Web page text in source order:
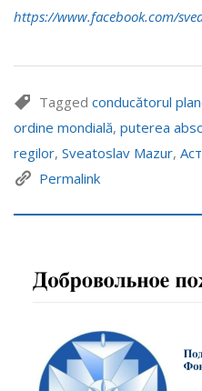
https://www.facebook.com/
Tagged conducătorul
ordine mondială, puterea
regilor, Sveatoslav Mazur,
Permalink